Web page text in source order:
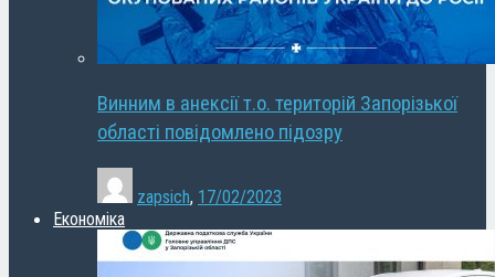
Винним в анексії т.о. територій Запорізької
області повідомлено підозру
zapsich, 17/02/2023
Економіка